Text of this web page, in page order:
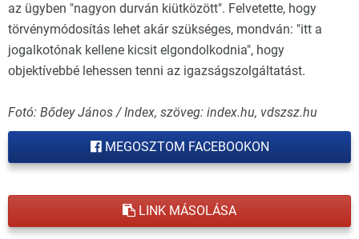
az ügyben "nagyon durván kiütközött". Felvetette, hogy
törvénymódosítás lehet akár szükséges, mondván: "itt a
jogalkotónak kellene kicsit elgondolkodnia", hogy
objektívebbé lehessen tenni az igazságszolgáltatást.
Fotó: Bődey János / Index, szöveg: index.hu, vdszsz.hu
MEGOSZTOM FACEBOOKON
LINK MÁSOLÁSA